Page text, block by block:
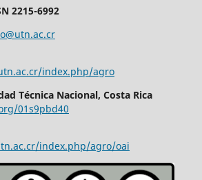
2215-6992
index.php/agro
Técnica Nacional, Costa Rica
01s9pbd40
index.php/agro/oai